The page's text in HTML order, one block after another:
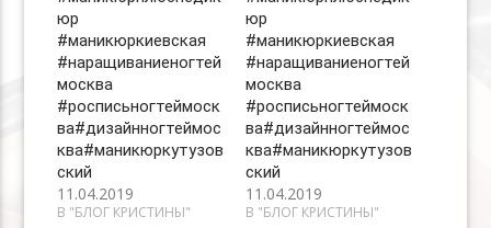
юр
#маникюркиевская
#наращиваниеногтей
москва
#росписьногтеймоск
ва#дизайнногтеймос
ква#маникюркутузов
ский
11.04.2019
В "БЛОГ КРИСТИНЫ"
юр
#маникюркиевская
#наращиваниеногтей
москва
#росписьногтеймоск
ва#дизайнногтеймос
ква#маникюркутузов
ский
11.04.2019
В "БЛОГ КРИСТИНЫ"